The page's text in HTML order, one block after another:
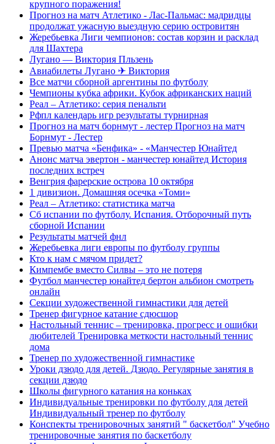
крупного поражения!
Прогноз на матч Атлетико - Лас-Пальмас: мадридцы
продолжат ужасную выездную серию островитян
Жеребьевка Лиги чемпионов: состав корзин и расклад
для Шахтера
Лугано — Виктория Пльзень
Авиабилеты Лугано ✈ Виктория
Все матчи сборной аргентины по футболу
Чемпионы кубка африки. Кубок африканских наций
Реал – Атлетико: серия пенальти
Рфпл календарь игр результаты турнирная
Прогноз на матч борнмут - лестер Прогноз на матч
Борнмут - Лестер
Превью матча «Бенфика» - «Манчестер Юнайтед
Анонс матча эвертон - манчестер юнайтед История
последних встреч
Венгрия фарерские острова 10 октября
1 дивизион. Домашняя осечка «Томи»
Реал – Атлетико: статистика матча
Сб испании по футболу. Испания. Отборочный путь
сборной Испании
Результаты матчей фнл
Жеребьевка лиги европы по футболу группы
Кто к нам с мячом придет?
Кимпембе вместо Силвы – это не потеря
Футбол манчестер юнайтед бертон альбион смотреть
онлайн
Секции художественной гимнастики для детей
Тренер фигурное катание сдюсшор
Настольный теннис – тренировка, прогресс и ошибки
любителей Тренировка меткости настольный теннис
дома
Тренер по художественной гимнастике
Уроки дзюдо для детей. Дзюдо. Регулярные занятия в
секции дзюдо
Школы фигурного катания на коньках
Индивидуальные тренировки по футболу для детей
Индивидуальный тренер по футболу
Конспекты тренировочных занятий " баскетбол" Учебно
тренировочные занятия по баскетболу